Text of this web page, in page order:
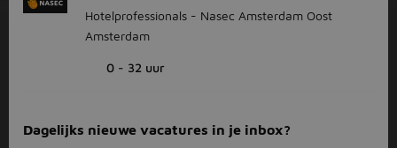
Hotelprofessionals - Nasec Amsterdam Oost
Amsterdam
0 - 32 uur
Dagelijks nieuwe vacatures in je inbox?